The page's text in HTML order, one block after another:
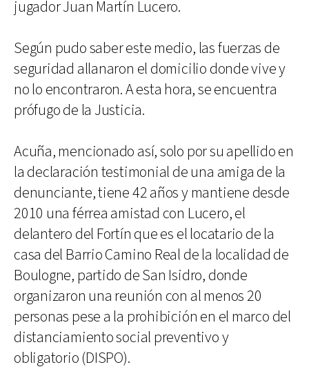
jugador Juan Martín Lucero.
Según pudo saber este medio, las fuerzas de
seguridad allanaron el domicilio donde vive y
no lo encontraron. A esta hora, se encuentra
prófugo de la Justicia.
Acuña, mencionado así, solo por su apellido en
la declaración testimonial de una amiga de la
denunciante, tiene 42 años y mantiene desde
2010 una férrea amistad con Lucero, el
delantero del Fortín que es el locatario de la
casa del Barrio Camino Real de la localidad de
Boulogne, partido de San Isidro, donde
organizaron una reunión con al menos 20
personas pese a la prohibición en el marco del
distanciamiento social preventivo y
obligatorio (DISPO).